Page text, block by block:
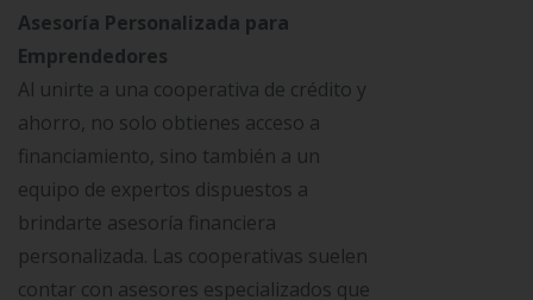
Asesoría Personalizada para
Emprendedores
Al unirte a una cooperativa de crédito y
ahorro, no solo obtienes acceso a
financiamiento, sino también a un
equipo de expertos dispuestos a
brindarte asesoría financiera
personalizada. Las cooperativas suelen
contar con asesores especializados que